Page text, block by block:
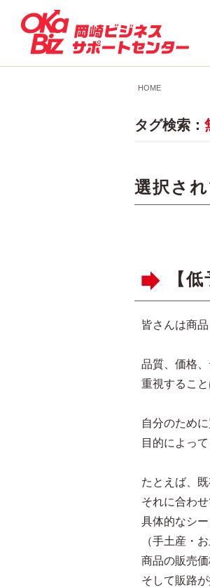
HOME
タグ検索：
選択さ
【
皆さんは商
品質、価格
重視すること
自分のため
目的によっ
たとえば、
それに合わ
具体的なシー
（手土産・
商品の販売価
そして販路